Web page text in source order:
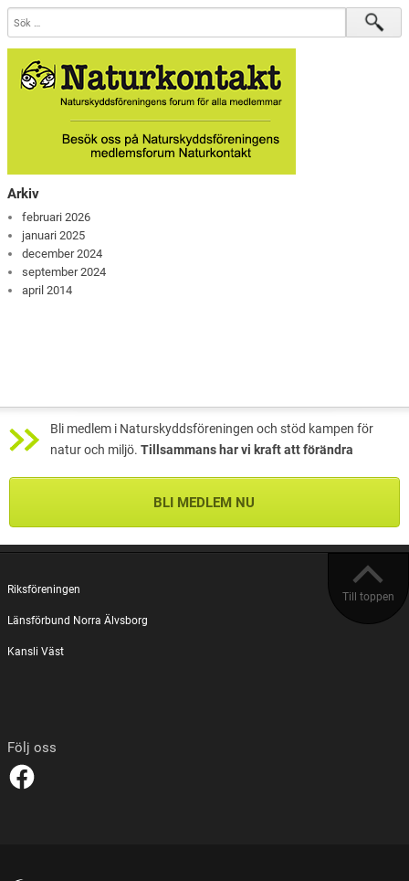
Arkiv
februari 2026
januari 2025
december 2024
september 2024
april 2014
Bli medlem i Naturskyddsföreningen och stöd kampen för
natur och miljö. Tillsammans har vi kraft att förändra
BLI MEDLEM NU
Till toppen
Riksföreningen
Länsförbund Norra Älvsborg
Kansli Väst
Följ oss